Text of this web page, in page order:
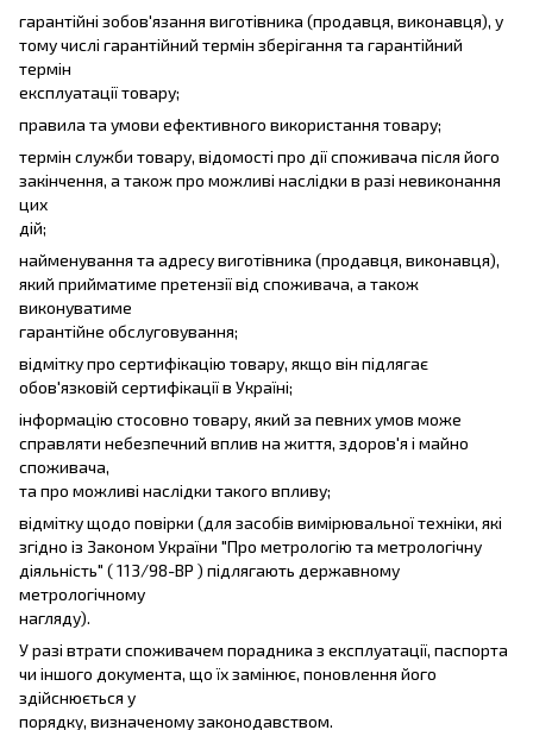
гарантійні зобов'язання виготівника (продавця, виконавця), у
тому числі гарантійний термін зберігання та гарантійний
термін
експлуатації товару;
правила та умови ефективного використання товару;
термін служби товару, відомості про дії споживача після його
закінчення, а також про можливі наслідки в разі невиконання
цих
дій;
найменування та адресу виготівника (продавця, виконавця),
який прийматиме претензії від споживача, а також
виконуватиме
гарантійне обслуговування;
відмітку про сертифікацію товару, якщо він підлягає
обов'язковій сертифікації в Україні;
інформацію стосовно товару, який за певних умов може
справляти небезпечний вплив на життя, здоров'я і майно
споживача,
та про можливі наслідки такого впливу;
відмітку щодо повірки (для засобів вимірювальної техніки, які
згідно із Законом України "Про метрологію та метрологічну
діяльність" ( 113/98-ВР ) підлягають державному
метрологічному
нагляду).
У разі втрати споживачем порадника з експлуатації, паспорта
чи іншого документа, що їх замінює, поновлення його
здійснюється у
порядку, визначеному законодавством.